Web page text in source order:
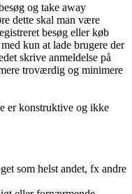
og take away
dette skal man være
besøg eller køb
kun at lade brugere der
skrive anmeldelse på
troværdig og minimere
er konstruktive og ikke
som helst andet, fx andre